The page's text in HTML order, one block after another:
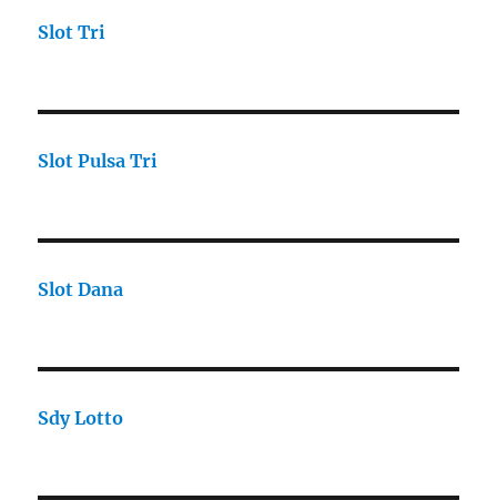
Slot Tri
Slot Pulsa Tri
Slot Dana
Sdy Lotto